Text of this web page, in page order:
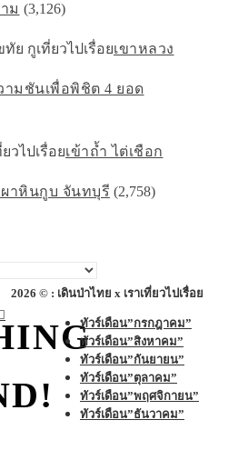
ม (3,126)
เขาหลวง
มชันเพื่อพิชิต 4 ยอด
เข้าถ้ำ ไต่เชือก
าหินกูบ จันทบุรี (2,758)
2026 © : เดินป่าไทย x เราเที่ยวไปเรื่อย
ทัวร์เดือน”กรกฎาคม”
ทัวร์เดือน”สิงหาคม”
ทัวร์เดือน”กันยายน”
ทัวร์เดือน”ตุลาคม”
ทัวร์เดือน”พฤศจิกายน”
ทัวร์เดือน”ธันวาคม”